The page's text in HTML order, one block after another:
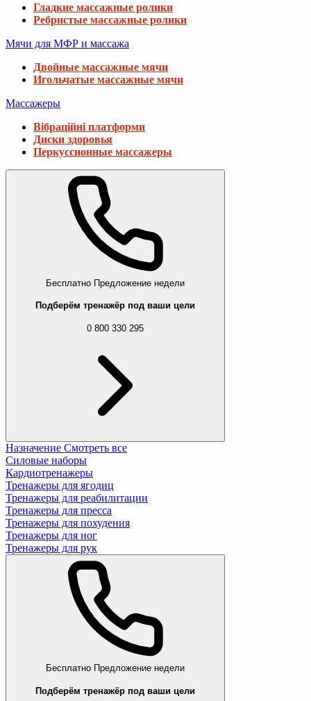
Гладкие массажные ролики
Ребристые массажные ролики
Мячи для МФР и массажа
Двойные массажные мячи
Игольчатые массажные мячи
Массажеры
Вібраційні платформи
Диски здоровья
Перкуссионные массажеры
Бесплатно Предложение недели
Подберём тренажёр под ваши цели
0 800 330 295
Назначение Смотреть все
Силовые наборы
Кардиотренажеры
Тренажеры для ягодиц
Тренажеры для реабилитации
Тренажеры для пресса
Тренажеры для похудения
Тренажеры для ног
Тренажеры для рук
Бесплатно Предложение недели
Подберём тренажёр под ваши цели